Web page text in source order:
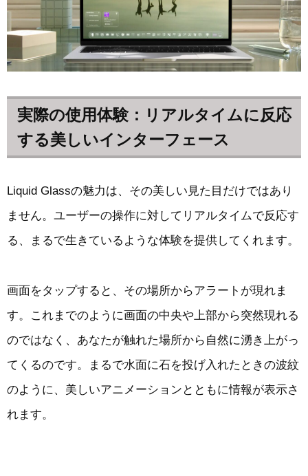
実際の使用体験：リアルタイムに反応
する美しいインターフェース
Liquid Glassの魅力は、その美しい見た目だけではあり
ません。ユーザーの操作に対してリアルタイムで反応す
る、まるで生きているような体験を提供してくれます。
画面をタップすると、その場所からアラートが現れま
す。これまでのように画面の中央や上部から突然現れる
のではなく、あなたが触れた場所から自然に湧き上がっ
てくるのです。まるで水面に石を投げ入れたときの波紋
のように、美しいアニメーションとともに情報が表示さ
れます。